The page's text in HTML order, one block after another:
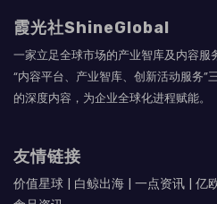
霞光社ShineGlobal
一家立足全球市场的产业智库及内容
“内容平台、产业智库、创新活动服务”
的深度内容，为企业全球化进程赋能。
友情链接
价值星球 | 白鲸出海 | 一点资讯 | 亿